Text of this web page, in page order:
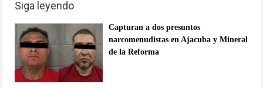
Siga leyendo
Capturan a dos presuntos
narcomenudistas en Ajacuba y Mineral
de la Reforma